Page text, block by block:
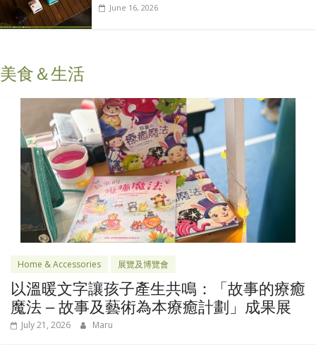
June 16, 2026
美食＆生活
Home & Accessories 展覽及博覽會
以溫暖文字讓孩子產生共鳴：「故事的療癒
魔法 – 故事及藝術為本療癒計劃」成果展
July 21, 2026 Maru